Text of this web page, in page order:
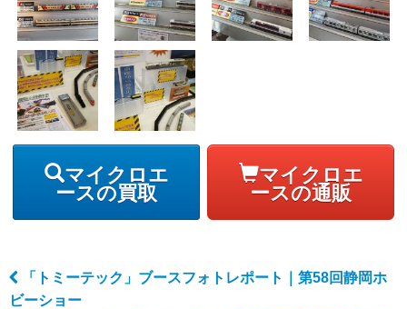
マイクロエ
ースの買取
マイクロエ
ースの通販
Post navigation
「トミーテック」ブースフォトレポート｜第58回静岡ホ
ビーショー